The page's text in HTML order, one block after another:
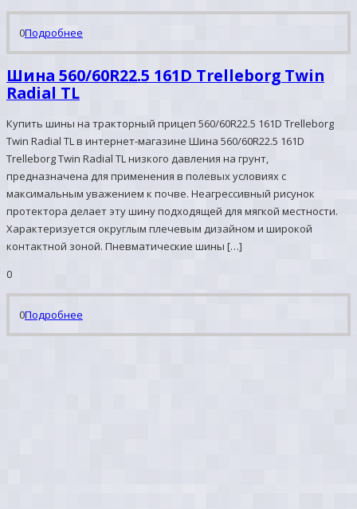
0Подробнее
Шина 560/60R22.5 161D Trelleborg Twin
Radial TL
Купить шины на тракторный прицеп 560/60R22.5 161D Trelleborg
Twin Radial TL в интернет-магазине Шина 560/60R22.5 161D
Trelleborg Twin Radial TL низкого давления на грунт,
предназначена для применения в полевых условиях с
максимальным уважением к почве. Неагрессивный рисунок
протектора делает эту шину подходящей для мягкой местности.
Характеризуется округлым плечевым дизайном и широкой
контактной зоной. Пневматические шины […]
0
0Подробнее